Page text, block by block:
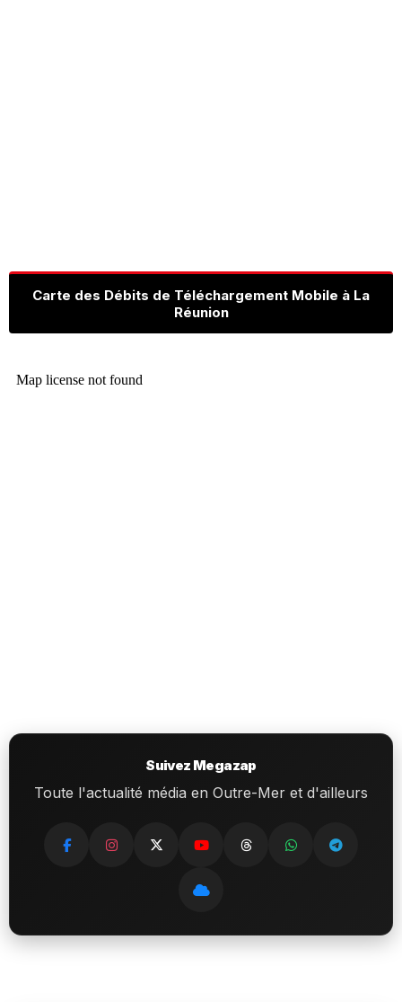
Carte des Débits de Téléchargement Mobile à La
Réunion
Suivez Megazap
Toute l'actualité média en Outre-Mer et d'ailleurs